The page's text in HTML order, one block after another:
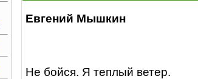
Евгений Мышкин
Не бойся. Я теплый ветер.